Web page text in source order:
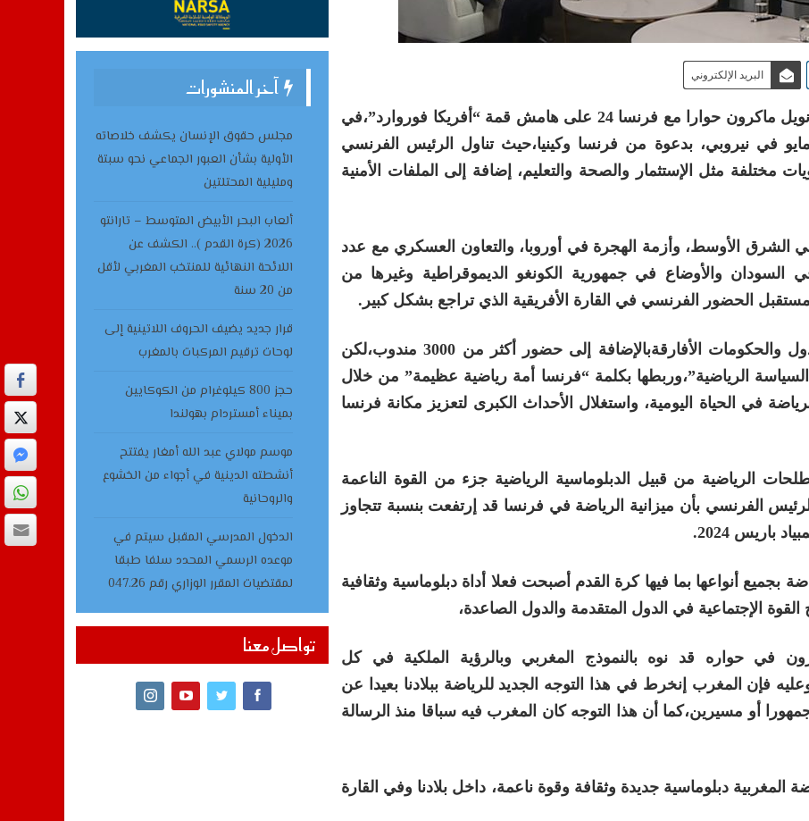
البريد الإلكتروني
: خصص الرئيس الفرنسي إيمانويل ماكرون حوارا مع فرنسا 24 على هامش قمة “أفريكا فوروارد”،في
نيروبي عاصمة كينيا،التي عقدت يومي 11 و12 مايو في نيروبي، بدعوة من فرنسا وكينيا،حيث تناول الرئيس الفرنسي
مختلفة مثل الإستثمار والصحة والتعليم، إضافة إلى الملفات الأمنية
الأوسط، وأزمة الهجرة في أوروبا، والتعاون العسكري مع عدد
والأوضاع في جمهورية الكونغو الديموقراطية وغيرها من
مستقبل الحضور الفرنسي في القارة الأفريقية الذي تراجع بشكل كبير.
وقد حضر قمة نيروبي نحو ثلاثين من رؤساء الدول والحكومات الأفارقةبالإضافة إلى حضور أكثر من 3000 مندوب،لكن
الرياضية”،وربطها بكلمة “فرنسا أمة رياضية عظيمة” من خلال
في الحياة اليومية، واستغلال الأحداث الكبرى لتعزيز مكانة فرنسا
الرياضية من قبيل الدبلوماسية الرياضية جزء من القوة الناعمة
الفرنسي بأن ميزانية الرياضة في فرنسا قد إرتفعت بنسبة تتجاوز
بجميع أنواعها بما فيها كرة القدم أصبحت فعلا أداة دبلوماسية وثقافية
الإجتماعية في الدول المتقدمة والدول الصاعدة،
في حواره قد نوه بالنموذج المغربي وبالرؤية الملكية في كل
فإن المغرب إنخرط في هذا التوجه الجديد للرياضة ببلادنا بعيدا عن
أو مسيرين،كما أن هذا التوجه كان المغرب فيه سباقا منذ الرسالة
دبلوماسية جديدة وثقافة وقوة ناعمة، داخل بلادنا وفي القارة
آخر المنشورات
مجلس حقوق الإنسان يكشف خلاصاته
الأولية بشأن العبور الجماعي نحو سبتة
ومليلية المحتلتين
ألعاب البحر الأبيض المتوسط – تارانتو
2026 (كرة القدم ).. الكشف عن
اللائحة النهائية للمنتخب المغربي لأقل
من 20 سنة
قرار جديد يضيف الحروف اللاتينية إلى
لوحات ترقيم المركبات بالمغرب
حجز 800 كيلوغرام من الكوكايين
بميناء أمستردام بهولندا
موسم مولاي عبد الله أمغار يفتتح
أنشطته الدينية في أجواء من الخشوع
والروحانية
الدخول المدرسي المقبل سیتم في
موعده الرسمي المحدد سلفا طبقا
لمقتضیات المقرر الوزاري رقم 047.26
تواصل معنا